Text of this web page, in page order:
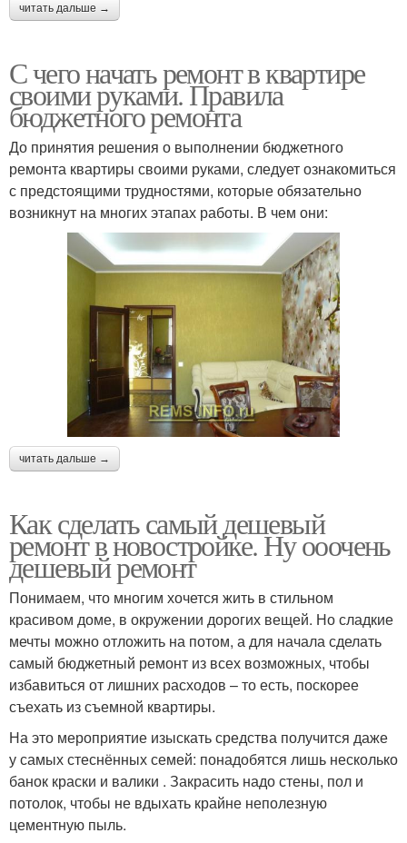
читать дальше →
С чего начать ремонт в квартире
своими руками. Правила
бюджетного ремонта
До принятия решения о выполнении бюджетного
ремонта квартиры своими руками, следует ознакомиться
с предстоящими трудностями, которые обязательно
возникнут на многих этапах работы. В чем они:
читать дальше →
Как сделать самый дешевый
ремонт в новостройке. Ну ооочень
дешевый ремонт
Понимаем, что многим хочется жить в стильном
красивом доме, в окружении дорогих вещей. Но сладкие
мечты можно отложить на потом, а для начала сделать
самый бюджетный ремонт из всех возможных, чтобы
избавиться от лишних расходов – то есть, поскорее
съехать из съемной квартиры.
На это мероприятие изыскать средства получится даже
у самых стеснённых семей: понадобятся лишь несколько
банок краски и валики . Закрасить надо стены, пол и
потолок, чтобы не вдыхать крайне неполезную
цементную пыль.